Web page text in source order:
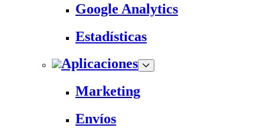
Google Analytics
Estadísticas
Aplicaciones
Marketing
Envíos